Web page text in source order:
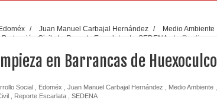
Edoméx / Juan Manuel Carbajal Hernández / Medio Ambiente
Protección Civil / Reporte Escarlata / SEDENA /
Realizan
en Barrancas de Huexoculco
Social Edoméx Juan Manuel Carbajal Hernández Medio Ambiente
Reporte Escarlata SEDENA